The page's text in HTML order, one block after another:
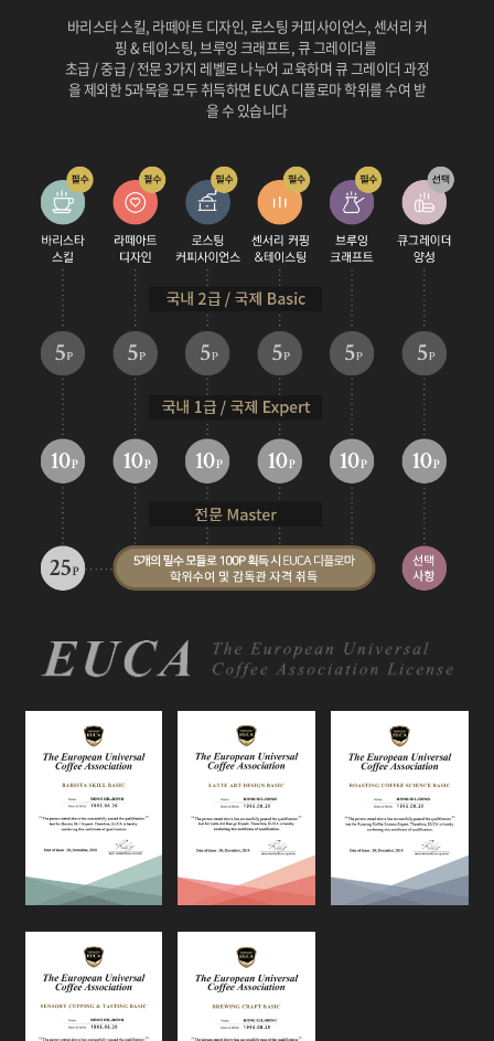
바리스타 스킬, 라떼아트 디자인, 로스팅 커피사이언스, 센서리 커
핑 & 테이스팅, 브루잉 크래프트, 큐 그레이더를
초급 / 중급 / 전문 3가지 레벨로 나누어 교육하며 큐 그레이더 과정
을 제외한 5과목을 모두 취득하면 EUCA 디플로마 학위를 수여 받
을 수 있습니다